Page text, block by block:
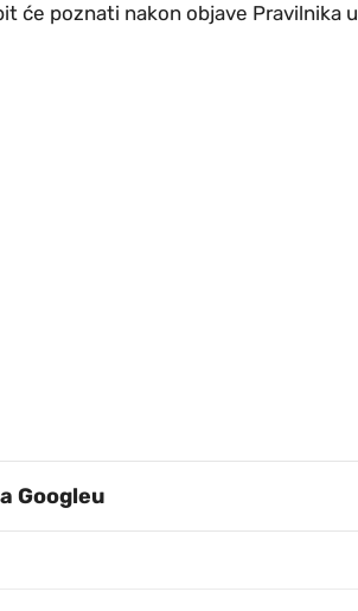
će poznati nakon objave Pravilnika u
Googleu